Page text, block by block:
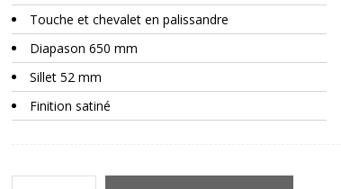
Touche et chevalet en palissandre
Diapason 650 mm
Sillet 52 mm
Finition satiné